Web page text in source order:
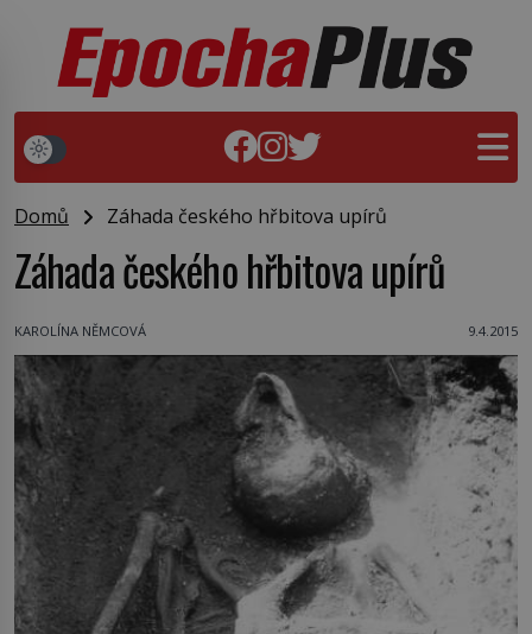
Domů Záhada českého hřbitova upírů
Záhada českého hřbitova upírů
KAROLÍNA NĚMCOVÁ 9.4.2015